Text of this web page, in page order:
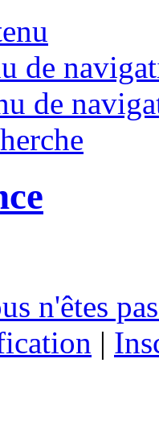
de
de
n'êtes
|